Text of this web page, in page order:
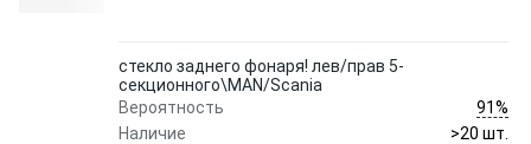
стекло заднего фонаря! лев/прав 5-
секционного\MAN/Scania
Вероятность
91%
Наличие
>20 шт.